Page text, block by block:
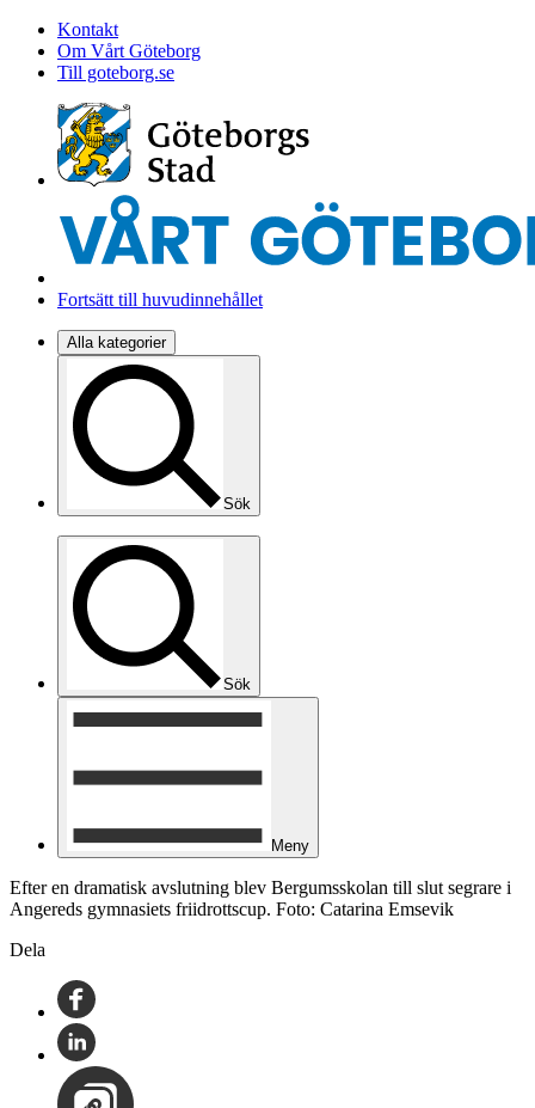
Kontakt
Om Vårt Göteborg
Till goteborg.se
Fortsätt till huvudinnehållet
Alla kategorier
Sök
Sök
Meny
Efter en dramatisk avslutning blev Bergumsskolan till slut segrare i
Angereds gymnasiets friidrottscup. Foto: Catarina Emsevik
Dela